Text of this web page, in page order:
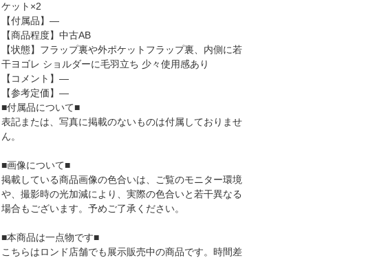
ケット×2
【付属品】―
【商品程度】中古AB
【状態】フラップ裏や外ポケットフラップ裏、内側に若
干ヨゴレ ショルダーに毛羽立ち 少々使用感あり
【コメント】―
【参考定価】―
■付属品について■
表記または、写真に掲載のないものは付属しておりませ
ん。
■画像について■
掲載している商品画像の色合いは、ご覧のモニター環境
や、撮影時の光加減により、実際の色合いと若干異なる
場合もございます。予めご了承ください。
■本商品は一点物です■
こちらはロンド店舗でも展示販売中の商品です。時間差